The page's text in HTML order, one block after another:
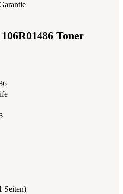
Toner
Seiten)